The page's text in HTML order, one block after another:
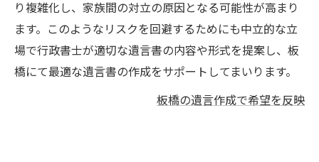
り複雑化し、家族間の対立の原因となる可能性が高まり
ます。このようなリスクを回避するためにも中立的な立
場で行政書士が適切な遺言書の内容や形式を提案し、板
橋にて最適な遺言書の作成をサポートしてまいります。
板橋の遺言作成で希望を反映